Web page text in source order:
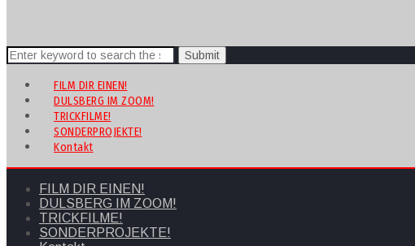
Search
for:
FILM DIR EINEN!
DULSBERG IM ZOOM!
TRICKFILME!
SONDERPROJEKTE!
Kontakt
FILM DIR EINEN!
DULSBERG IM ZOOM!
TRICKFILME!
SONDERPROJEKTE!